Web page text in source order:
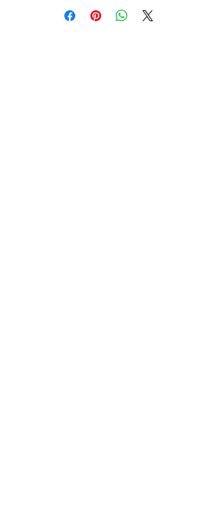
(2023) HO10-6601599